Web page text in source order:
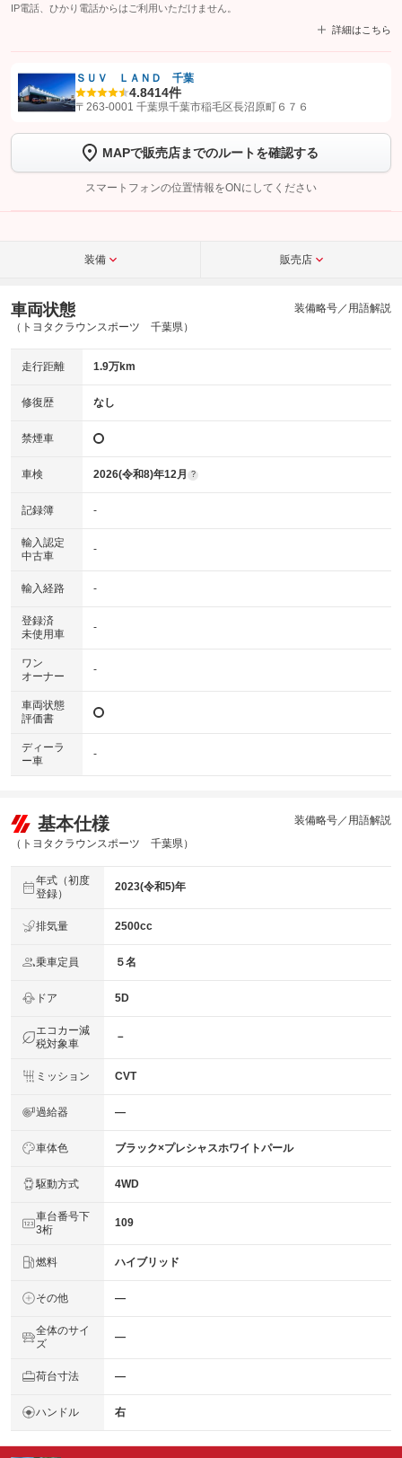
IP電話、ひかり電話からはご利用いただけません。
詳細はこちら
【STEP1】認証画面でグーネットを友だち追加してから「許可する」ボタンを押
トーク画面で
ボタンをタップして問い合わせを
完了してください。
こちら
ＳＵＶ ＬＡＮＤ 千葉
4.8414件
〒263-0001 千葉県千葉市稲毛区長沼原町６７６
MAPで販売店までのルートを確認する
スマートフォンの位置情報をONにしてください
装備 販売店
車両状態
（トヨタクラウンスポーツ 千葉県）
装備略号／用語解説
走行距離 1.9万km
修復歴 なし
禁煙車
車検 2026(令和8)年12月 ?
記録簿 -
輸入認定
中古車
-
輸入経路 -
登録済
未使用車
-
ワン
オーナー
-
車両状態
評価書
ディーラ
ー車
-
基本仕様
（トヨタクラウンスポーツ 千葉県）
装備略号／用語解説
年式（初度
登録）
2023(令和5)年
排気量 2500cc
乗車定員 ５名
ドア 5D
エコカー減
税対象車
－
ミッション CVT
過給器 ―
車体色 ブラック×プレシャスホワイトパール
駆動方式 4WD
車台番号下
3桁
109
燃料 ハイブリッド
その他 ―
全体のサイ
ズ
―
荷台寸法 ―
ハンドル 右